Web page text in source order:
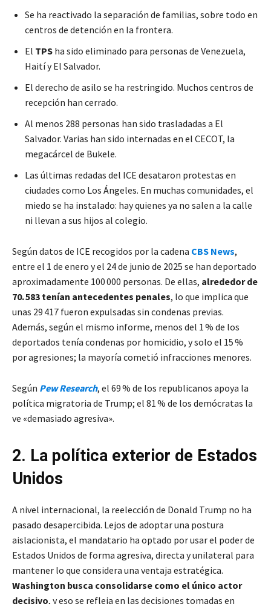
Se ha reactivado la separación de familias, sobre todo en
centros de detención en la frontera.
El TPS ha sido eliminado para personas de Venezuela,
Haití y El Salvador.
El derecho de asilo se ha restringido. Muchos centros de
recepción han cerrado.
Al menos 288 personas han sido trasladadas a El
Salvador. Varias han sido internadas en el CECOT, la
megacárcel de Bukele.
Las últimas redadas del ICE desataron protestas en
ciudades como Los Ángeles. En muchas comunidades, el
miedo se ha instalado: hay quienes ya no salen a la calle
ni llevan a sus hijos al colegio.
Según datos de ICE recogidos por la cadena CBS News,
entre el 1 de enero y el 24 de junio de 2025 se han deportado
aproximadamente 100 000 personas. De ellas, alrededor de
70. 583 tenían antecedentes penales, lo que implica que
unas 29 417 fueron expulsadas sin condenas previas.
Además, según el mismo informe, menos del 1 % de los
deportados tenía condenas por homicidio, y solo el 15 %
por agresiones; la mayoría cometió infracciones menores.
Según Pew Research, el 69 % de los republicanos apoya la
política migratoria de Trump; el 81 % de los demócratas la
ve «demasiado agresiva».
2. La política exterior de Estados
Unidos
A nivel internacional, la reelección de Donald Trump no ha
pasado desapercibida. Lejos de adoptar una postura
aislacionista, el mandatario ha optado por usar el poder de
Estados Unidos de forma agresiva, directa y unilateral para
mantener lo que considera una ventaja estratégica.
Washington busca consolidarse como el único actor
decisivo, y eso se refleja en las decisiones tomadas en